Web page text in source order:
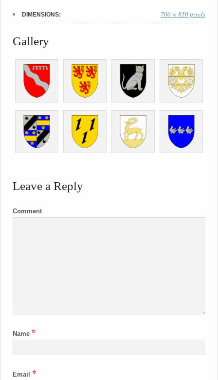
DIMENSIONS: 700 × 850 pixels
Gallery
Leave a Reply
Comment
Name *
Email *